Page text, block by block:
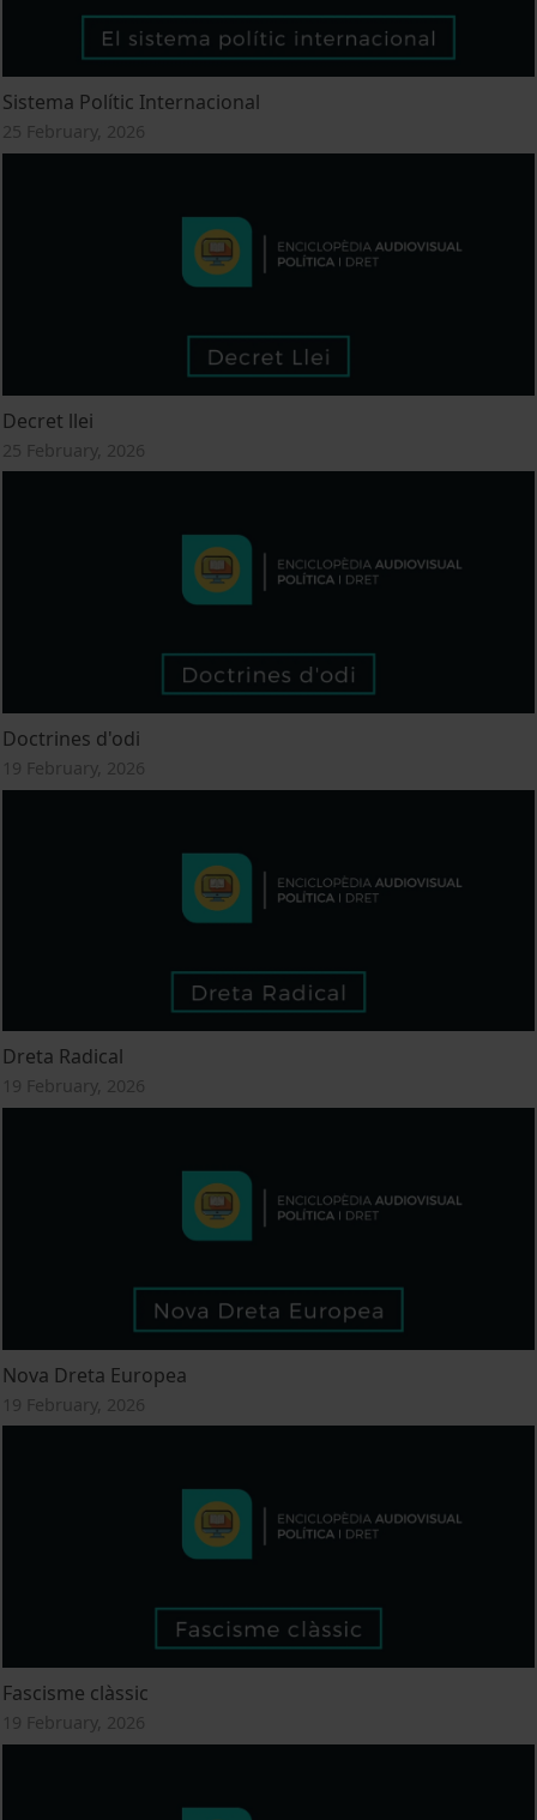
Sistema Polític Internacional
25 February, 2026
Decret llei
25 February, 2026
Doctrines d'odi
19 February, 2026
Dreta Radical
19 February, 2026
Nova Dreta Europea
19 February, 2026
Fascisme clàssic
19 February, 2026